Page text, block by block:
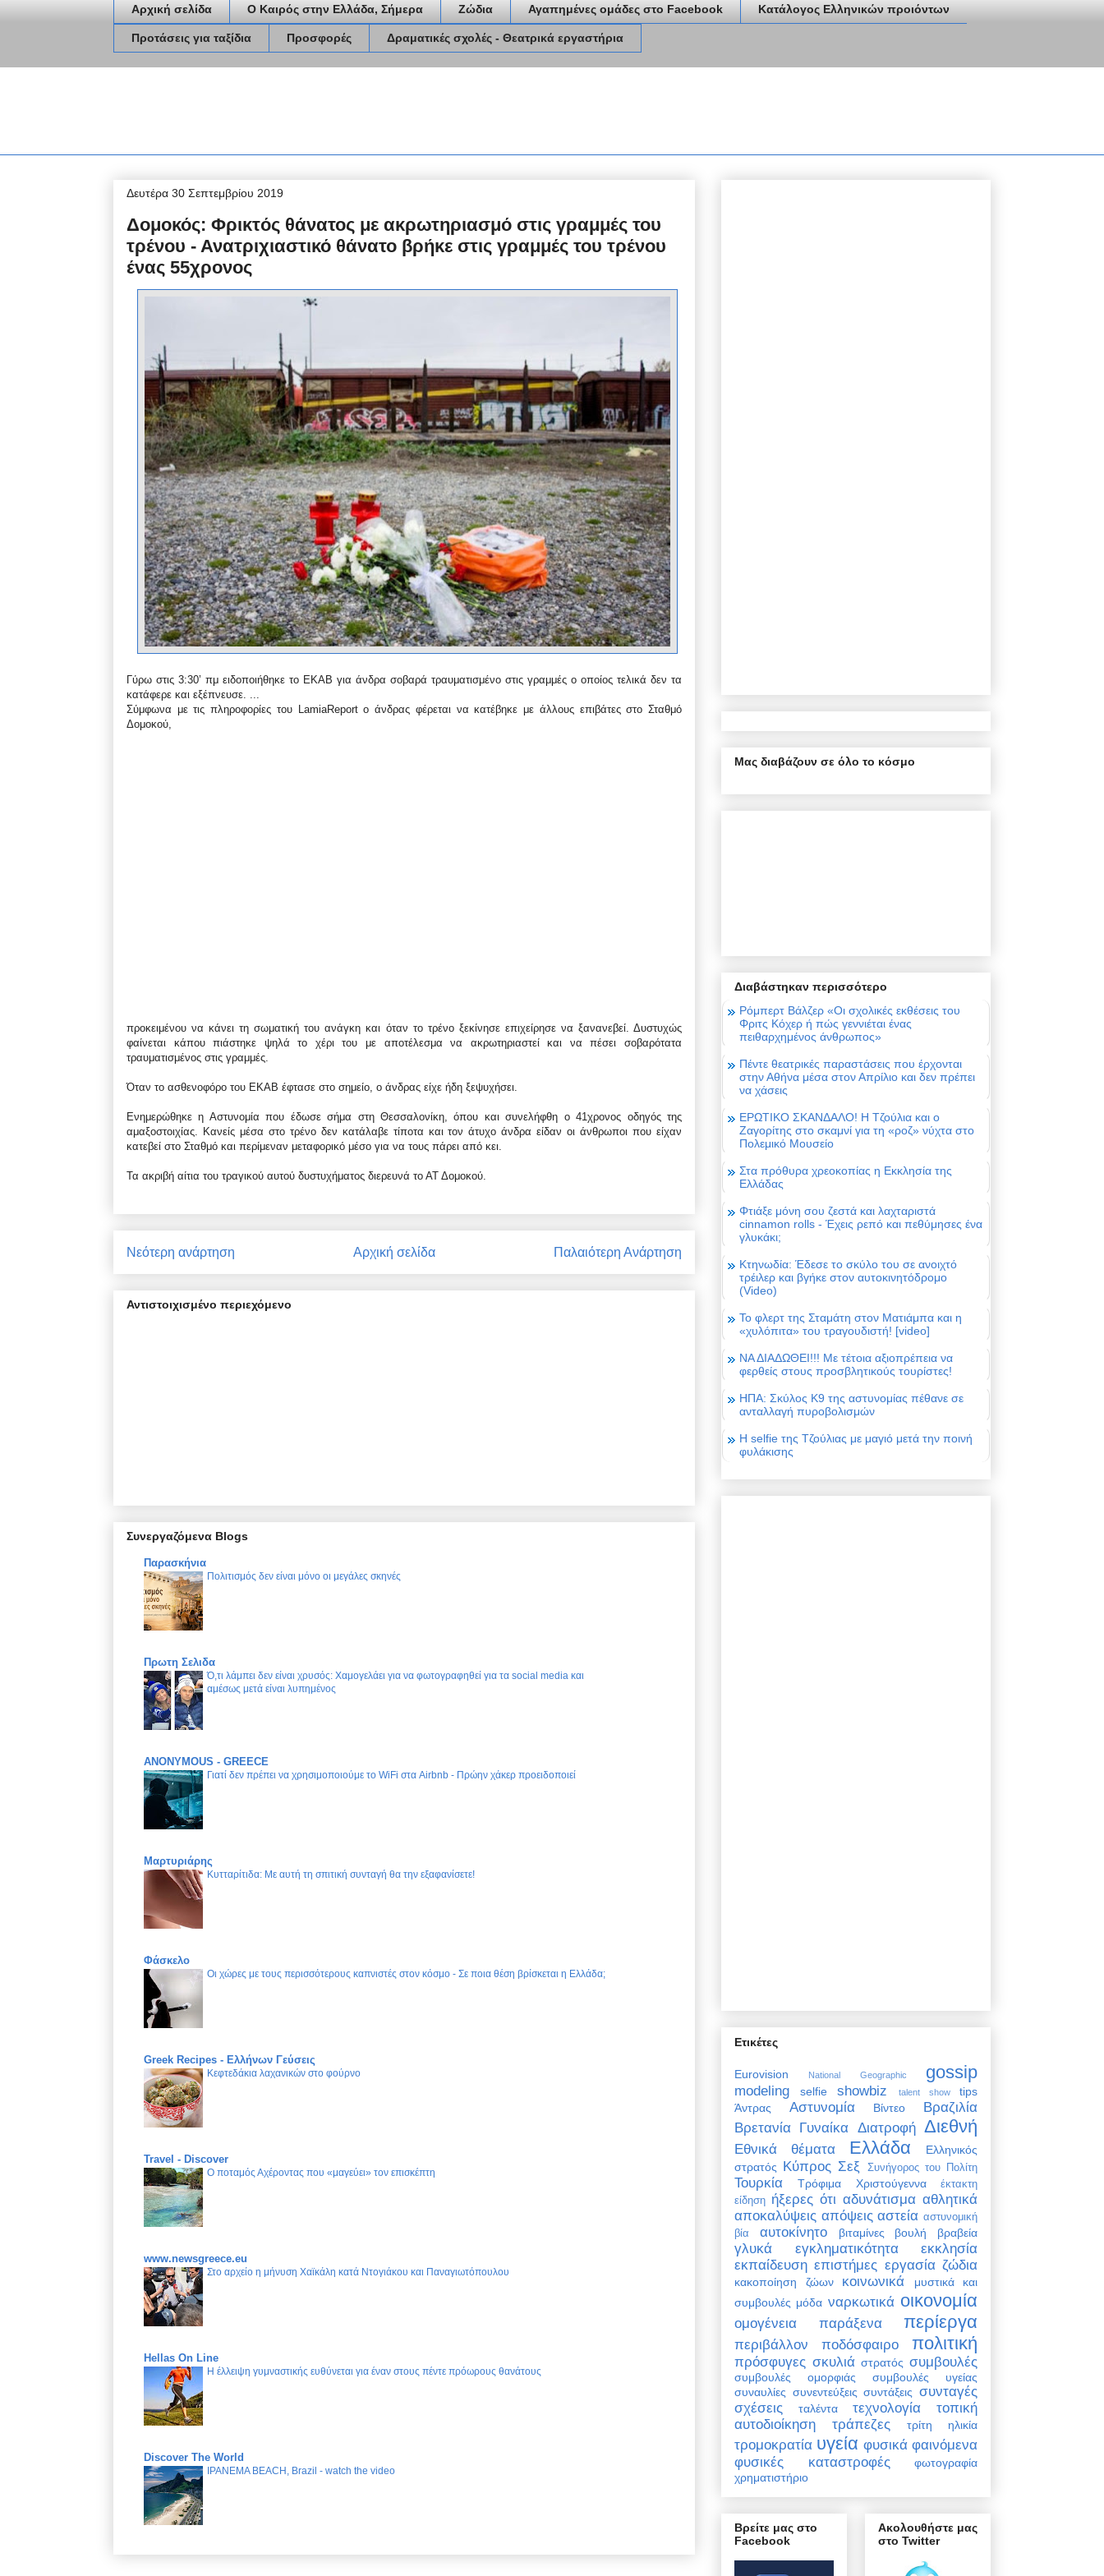
Αρχική σελίδα Ο Καιρός στην Ελλάδα, Σήμερα Ζώδια Αγαπημένες ομάδες στο Facebook Κατάλογος Ελληνικών προιόντων
Προτάσεις για ταξίδια Προσφορές Δραματικές σχολές - Θεατρικά εργαστήρια
Δευτέρα 30 Σεπτεμβρίου 2019
Δομοκός: Φρικτός θάνατος με ακρωτηριασμό στις γραμμές του
τρένου - Ανατριχιαστικό θάνατο βρήκε στις γραμμές του τρένου
ένας 55χρονος
Γύρω στις 3:30’ πμ ειδοποιήθηκε το ΕΚΑΒ για άνδρα σοβαρά τραυματισμένο στις γραμμές ο οποίος τελικά δεν τα
κατάφερε και εξέπνευσε. ...
Σύμφωνα με τις πληροφορίες του LamiaReport ο άνδρας φέρεται να κατέβηκε με άλλους επιβάτες στο Σταθμό
Δομοκού,
προκειμένου να κάνει τη σωματική του ανάγκη και όταν το τρένο ξεκίνησε επιχείρησε να ξανανεβεί. Δυστυχώς
φαίνεται κάπου πιάστηκε ψηλά το χέρι του με αποτέλεσμα να ακρωτηριαστεί και να πέσει σοβαρότατα
τραυματισμένος στις γραμμές.
Όταν το ασθενοφόρο του ΕΚΑΒ έφτασε στο σημείο, ο άνδρας είχε ήδη ξεψυχήσει.
Ενημερώθηκε η Αστυνομία που έδωσε σήμα στη Θεσσαλονίκη, όπου και συνελήφθη ο 41χρονος οδηγός της
αμαξοστοιχίας. Κανείς μέσα στο τρένο δεν κατάλαβε τίποτα και τον άτυχο άνδρα είδαν οι άνθρωποι που είχαν
κατεβεί στο Σταθμό και περίμεναν μεταφορικό μέσο για να τους πάρει από κει.
Τα ακριβή αίτια του τραγικού αυτού δυστυχήματος διερευνά το ΑΤ Δομοκού.
Νεότερη ανάρτηση Παλαιότερη Ανάρτηση
Αρχική σελίδα
Αντιστοιχισμένο περιεχόμενο
Συνεργαζόμενα Blogs
Παρασκήνια
Πολιτισμός δεν είναι μόνο οι μεγάλες σκηνές
Πρωτη Σελιδα
Ό,τι λάμπει δεν είναι χρυσός: Χαμογελάει για να φωτογραφηθεί για τα social media και
αμέσως μετά είναι λυπημένος
ANONYMOUS - GREECE
Γιατί δεν πρέπει να χρησιμοποιούμε το WiFi στα Airbnb - Πρώην χάκερ προειδοποιεί
Μαρτυριάρης
Κυτταρίτιδα: Με αυτή τη σπιτική συνταγή θα την εξαφανίσετε!
Φάσκελο
Οι χώρες με τους περισσότερους καπνιστές στον κόσμο - Σε ποια θέση βρίσκεται η Ελλάδα;
Greek Recipes - Ελλήνων Γεύσεις
Κεφτεδάκια λαχανικών στο φούρνο
Travel - Discover
Ο ποταμός Αχέροντας που «μαγεύει» τον επισκέπτη
www.newsgreece.eu
Στο αρχείο η μήνυση Χαϊκάλη κατά Ντογιάκου και Παναγιωτόπουλου
Hellas On Line
Η έλλειψη γυμναστικής ευθύνεται για έναν στους πέντε πρόωρους θανάτους
Discover The World
IPANEMA BEACH, Brazil - watch the video
Μας διαβάζουν σε όλο το κόσμο
Διαβάστηκαν περισσότερο
Ρόμπερτ Βάλζερ «Οι σχολικές εκθέσεις του
Φριτς Κόχερ ή πώς γεννιέται ένας
πειθαρχημένος άνθρωπος»
Πέντε θεατρικές παραστάσεις που έρχονται
στην Αθήνα μέσα στον Απρίλιο και δεν πρέπει
να χάσεις
ΕΡΩΤΙΚΟ ΣΚΑΝΔΑΛΟ! Η Τζούλια και ο
Ζαγορίτης στο σκαμνί για τη «ροζ» νύχτα στο
Πολεμικό Μουσείο
Στα πρόθυρα χρεοκοπίας η Εκκλησία της
Ελλάδας
Φτιάξε μόνη σου ζεστά και λαχταριστά
cinnamon rolls - Έχεις ρεπό και πεθύμησες ένα
γλυκάκι;
Κτηνωδία: Έδεσε το σκύλο του σε ανοιχτό
τρέιλερ και βγήκε στον αυτοκινητόδρομο
(Video)
Το φλερτ της Σταμάτη στον Ματιάμπα και η
«χυλόπιτα» του τραγουδιστή! [video]
ΝΑ ΔΙΑΔΩΘΕΙ!!! Με τέτοια αξιοπρέπεια να
φερθείς στους προσβλητικούς τουρίστες!
ΗΠΑ: Σκύλος Κ9 της αστυνομίας πέθανε σε
ανταλλαγή πυροβολισμών
Η selfie της Τζούλιας με μαγιό μετά την ποινή
φυλάκισης
Ετικέτες
Eurovision National Geographic gossip
modeling selfie showbiz talent show
tips
Άντρας
Αστυνομία Βίντεο
Βραζιλία
Βρετανία Γυναίκα Διατροφή Διεθνή
Εθνικά θέματα Ελλάδα
Ελληνικός
στρατός Κύπρος Σεξ Συνήγορος του Πολίτη
Τουρκία Τρόφιμα Χριστούγεννα
έκτακτη
είδηση ήξερες ότι αδυνάτισμα αθλητικά
αποκαλύψεις απόψεις αστεία αστυνομική
βία
αυτοκίνητο βιταμίνες βουλή βραβεία
γλυκά εγκληματικότητα
εκκλησία
εκπαίδευση επιστήμες εργασία ζώδια
κακοποίηση ζώων κοινωνικά
μυστικά και
συμβουλές μόδα ναρκωτικά οικονομία
ομογένεια παράξενα περίεργα
περιβάλλον ποδόσφαιρο πολιτική
πρόσφυγες σκυλιά στρατός συμβουλές
συμβουλές ομορφιάς
συμβουλές υγείας
συναυλίες συνεντεύξεις συντάξεις συνταγές
σχέσεις
ταλέντα τεχνολογία
τοπική
αυτοδιοίκηση
τράπεζες τρίτη ηλικία
τρομοκρατία υγεία φυσικά φαινόμενα
φυσικές καταστροφές
φωτογραφία
χρηματιστήριο
Βρείτε μας στο
Facebook
Ακολουθήστε μας
στο Twitter